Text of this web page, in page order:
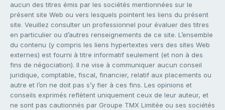
aucun des titres émis par les sociétés mentionnées sur le
présent site Web ou vers lesquels pointent les liens du présent
site. Veuillez consulter un professionnel pour évaluer des titres
en particulier ou d’autres renseignements de ce site. L’ensemble
du contenu (y compris les liens hypertextes vers des sites Web
externes) est fourni à titre informatif seulement (et non à des
fins de négociation). Il ne vise à communiquer aucun conseil
juridique, comptable, fiscal, financier, relatif aux placements ou
autre et l’on ne doit pas s’y fier à ces fins. Les opinions et
conseils exprimés reflètent uniquement ceux de leur auteur, et
ne sont pas cautionnés par Groupe TMX Limitée ou ses sociétés